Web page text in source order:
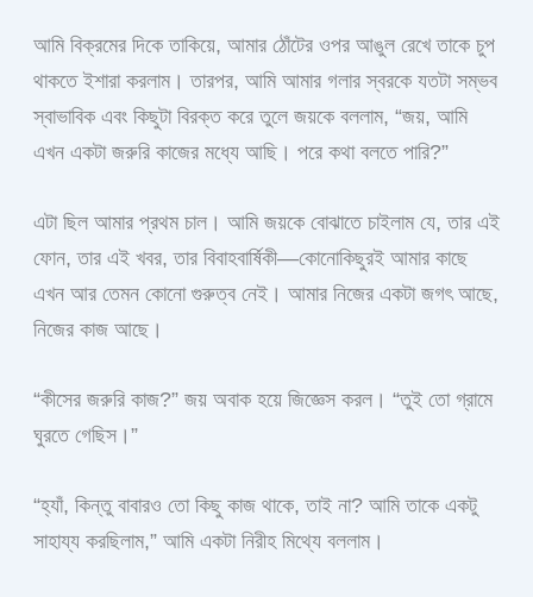
আমি বিক্রমের দিকে তাকিয়ে, আমার ঠোঁটের ওপর আঙুল রেখে তাকে চুপ
থাকতে ইশারা করলাম। তারপর, আমি আমার গলার স্বরকে যতটা সম্ভব
স্বাভাবিক এবং কিছুটা বিরক্ত করে তুলে জয়কে বললাম, “জয়, আমি
এখন একটা জরুরি কাজের মধ্যে আছি। পরে কথা বলতে পারি?”
এটা ছিল আমার প্রথম চাল। আমি জয়কে বোঝাতে চাইলাম যে, তার এই
ফোন, তার এই খবর, তার বিবাহবার্ষিকী—কোনোকিছুরই আমার কাছে
এখন আর তেমন কোনো গুরুত্ব নেই। আমার নিজের একটা জগৎ আছে,
নিজের কাজ আছে।
“কীসের জরুরি কাজ?” জয় অবাক হয়ে জিজ্ঞেস করল। “তুই তো গ্রামে
ঘুরতে গেছিস।”
“হ্যাঁ, কিন্তু বাবারও তো কিছু কাজ থাকে, তাই না? আমি তাকে একটু
সাহায্য করছিলাম,” আমি একটা নিরীহ মিথ্যে বললাম।